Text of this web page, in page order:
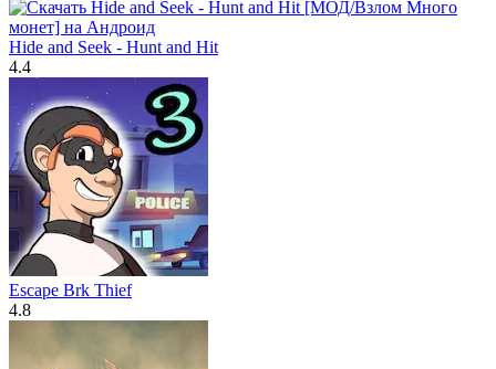
Hide and Seek - Hunt and Hit
4.4
Escape Brk Thief
4.8